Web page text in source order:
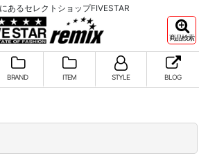
あるセレクトショップFIVESTAR
商品検索
BRAND ITEM STYLE BLOG